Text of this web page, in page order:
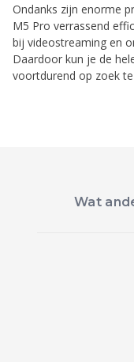
Ondanks zijn enorme
M5 Pro verrassend
bij videostreaming en
Daardoor kun je de
voortdurend op zoek
Wat